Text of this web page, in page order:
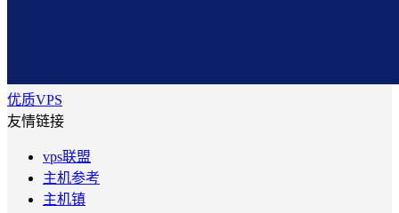
优质VPS
友情链接
vps联盟
主机参考
主机镇